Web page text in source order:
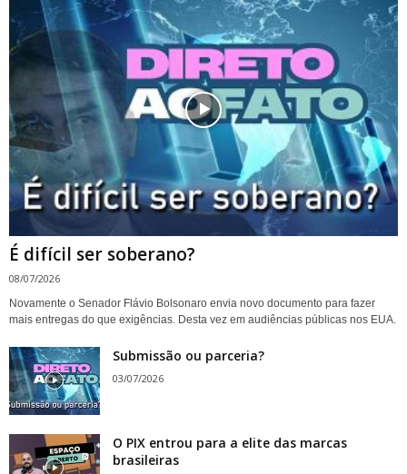
É difícil ser soberano?
08/07/2026
Novamente o Senador Flávio Bolsonaro envia novo documento para fazer
mais entregas do que exigências. Desta vez em audiências públicas nos EUA.
Submissão ou parceria?
03/07/2026
O PIX entrou para a elite das marcas
brasileiras